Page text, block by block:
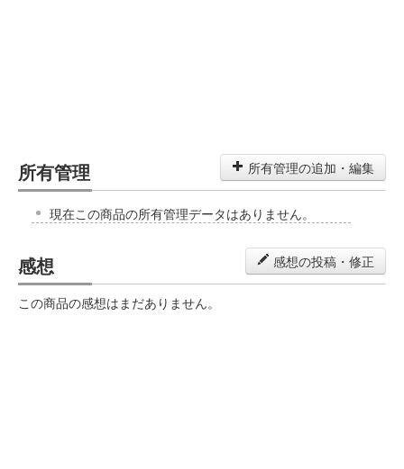
所有管理 所有管理の追加・編集
現在この商品の所有管理データはありません。
感想 感想の投稿・修正
この商品の感想はまだありません。